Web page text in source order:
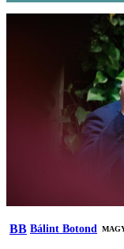
BB Bálint Botond